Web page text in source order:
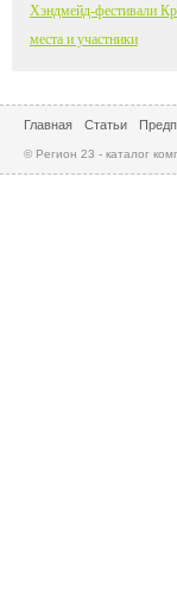
Хэндмейд-фестивали
места и участники
Главная Статьи
© Регион 23 - каталог